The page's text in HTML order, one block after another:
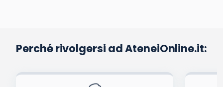
Perché rivolgersi ad AteneiOnline.it: